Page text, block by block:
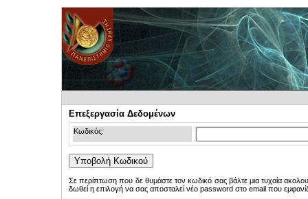
Επεξεργασία Δεδομένων
Κωδικός:
Σε περίπτωση που δε θυμάστε τον κωδικό σας βάλτε μια τυχαία
δωθεί η επιλογή να σας αποσταλεί νέο password στο email που